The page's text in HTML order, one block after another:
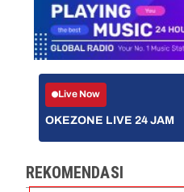
Live Now
OKEZONE LIVE 24 JAM